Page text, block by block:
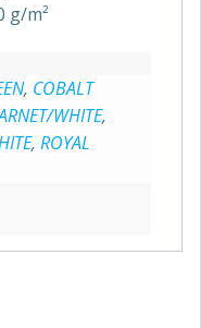
g/m²
, COBALT
WHITE,
, ROYAL